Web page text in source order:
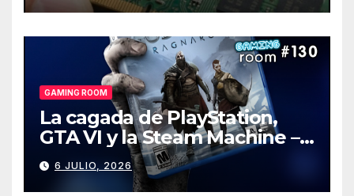
GAMING ROOM
La cagada de PlayStation,
GTA VI y la Steam Machine –
Gaming Room #130
6 JULIO, 2026